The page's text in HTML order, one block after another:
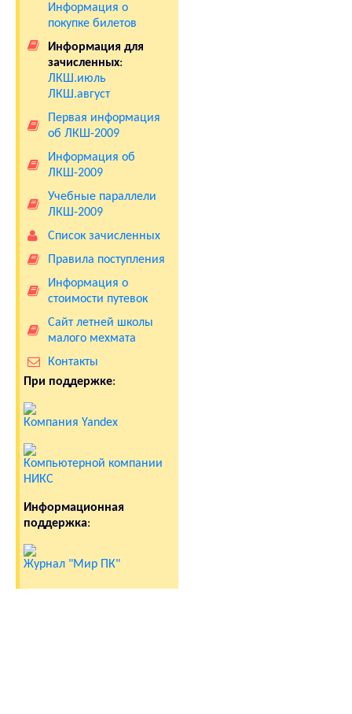
Информация о
покупке билетов
Информация для
зачисленных:
ЛКШ.июль
ЛКШ.август
Первая информация
об ЛКШ-2009
Информация об
ЛКШ-2009
Учебные параллели
ЛКШ-2009
Список зачисленных
Правила поступления
Информация о
стоимости путевок
Сайт летней школы
малого мехмата
Контакты
При поддержке:
Компания Yandex
Компьютерной компании
НИКС
Информационная
поддержка:
Журнал "Мир ПК"